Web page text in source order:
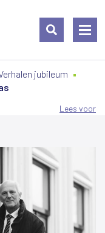
jubileum
Lees voor